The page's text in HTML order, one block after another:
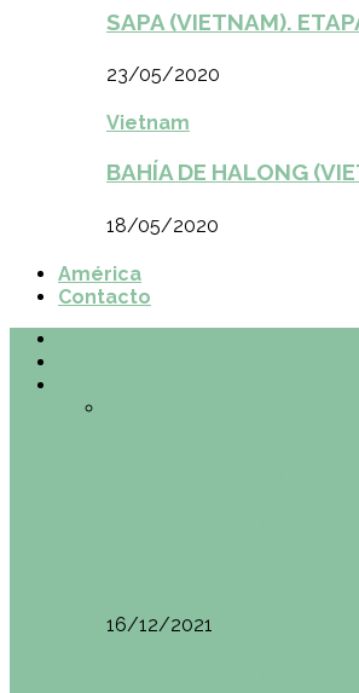
SAPA (VIETNAM).
23/05/2020
Vietnam
BAHÍA DE HALONG
18/05/2020
América
Contacto
16/12/2021